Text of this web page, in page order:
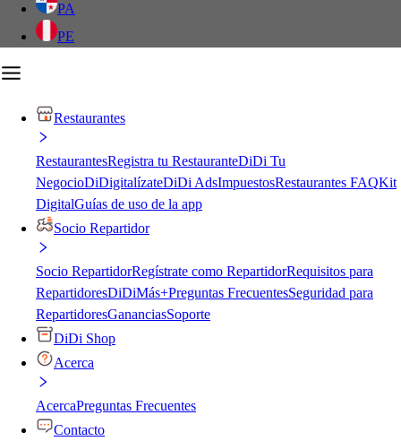
PA
PE
Restaurantes
RestaurantesRegistra tu RestauranteDiDi Tu
NegocioDiDigitalízateDiDi AdsImpuestosRestaurantes FAQKit
DigitalGuías de uso de la app
Socio Repartidor
Socio RepartidorRegístrate como RepartidorRequisitos para
RepartidoresDiDiMás+Preguntas FrecuentesSeguridad para
RepartidoresGananciasSoporte
DiDi Shop
Acerca
AcercaPreguntas Frecuentes
Contacto